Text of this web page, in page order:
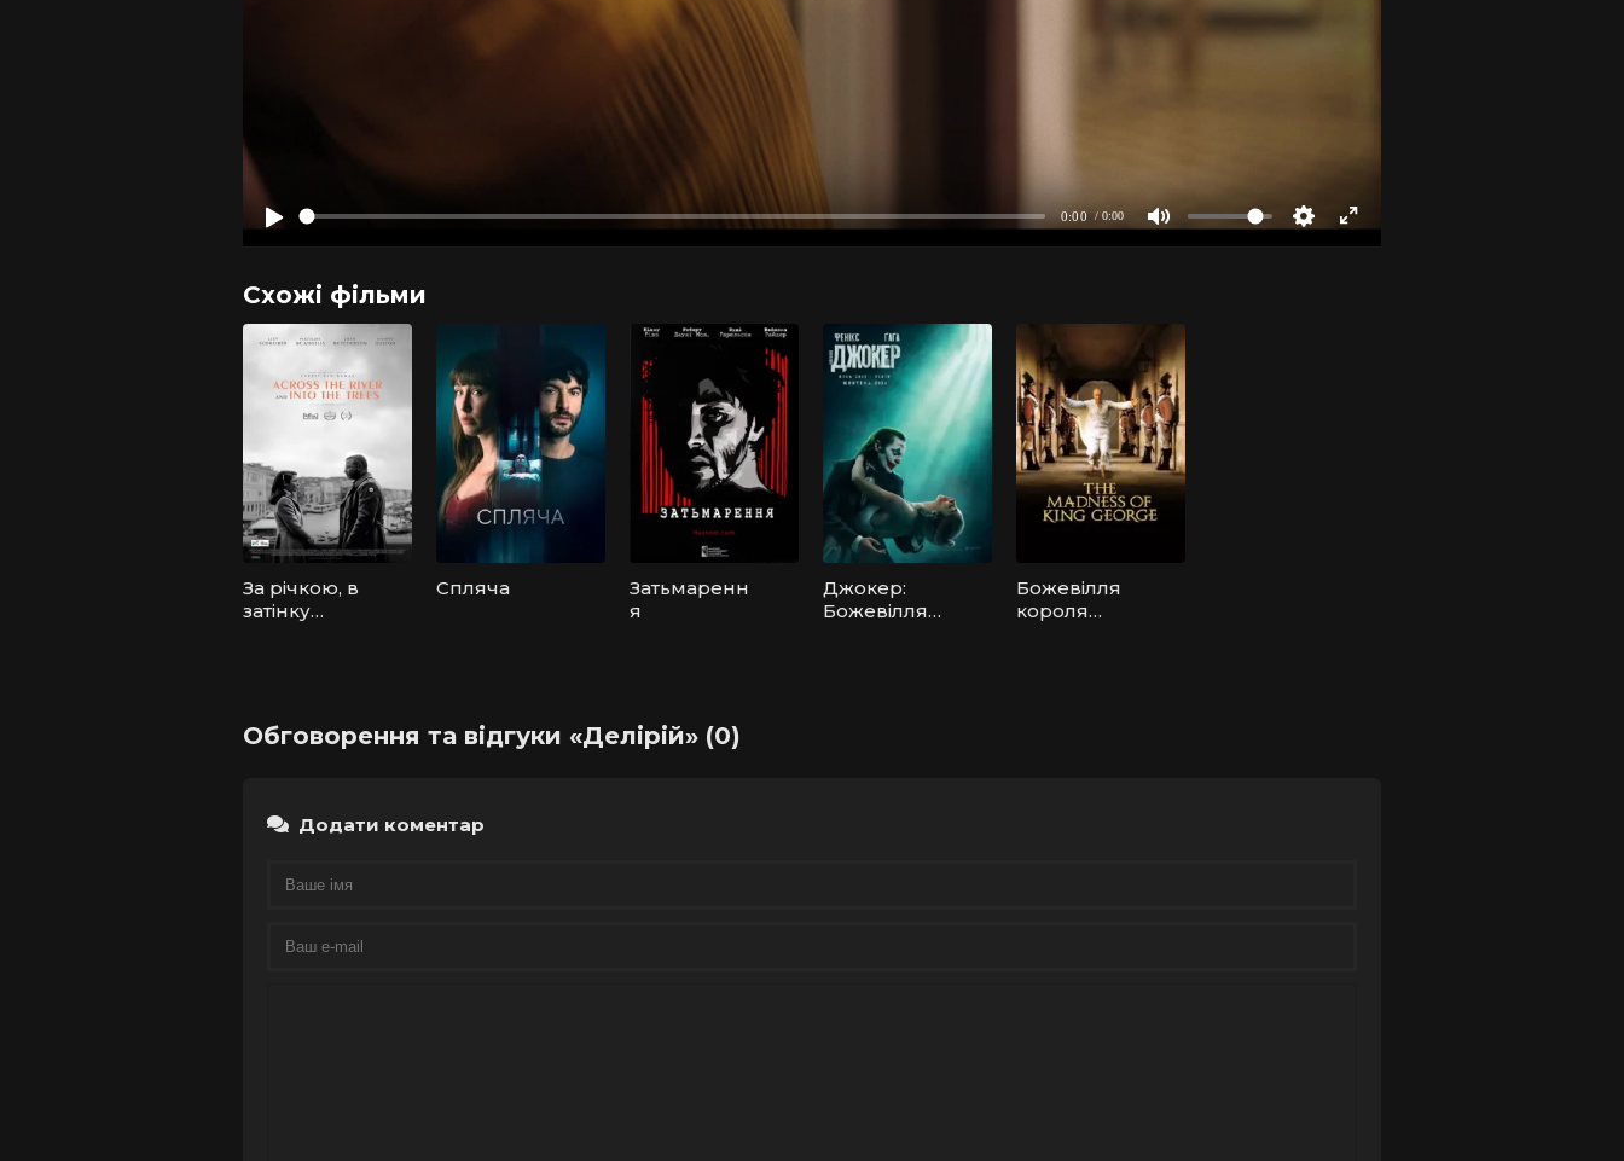
Схожі фільми
За річкою, в
затінку
Спляча
Затьмаренн
я
Джокер:
Божевілля
Божевілля
короля
Обговорення та відгуки «Делірій» (0)
Додати коментар